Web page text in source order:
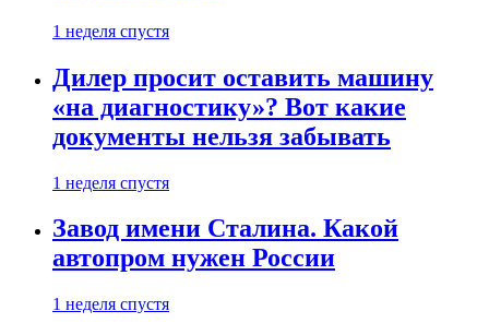
1 неделя спустя
Дилер просит оставить машину
«на диагностику»? Вот какие
документы нельзя забывать
1 неделя спустя
Завод имени Сталина. Какой
автопром нужен России
1 неделя спустя